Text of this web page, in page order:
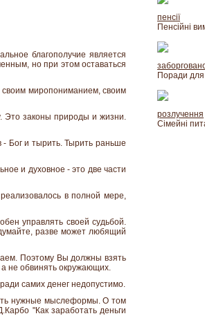
благополучие является
но при этом оставаться
своим миропониманием, своим
Это законы природы и жизни.
Бог и тырить. Тырить раньше
и духовное - это две части
в полной мере,
управлять своей судьбой.
разве может любящий
Поэтому Вы должны взять
а не обвинять окружающих.
самих денег недопустимо.
нужные мыслеформы. О том
"Как заработать деньги
пенсії
Пенсійні
Поради для
розлучення
Сімейні